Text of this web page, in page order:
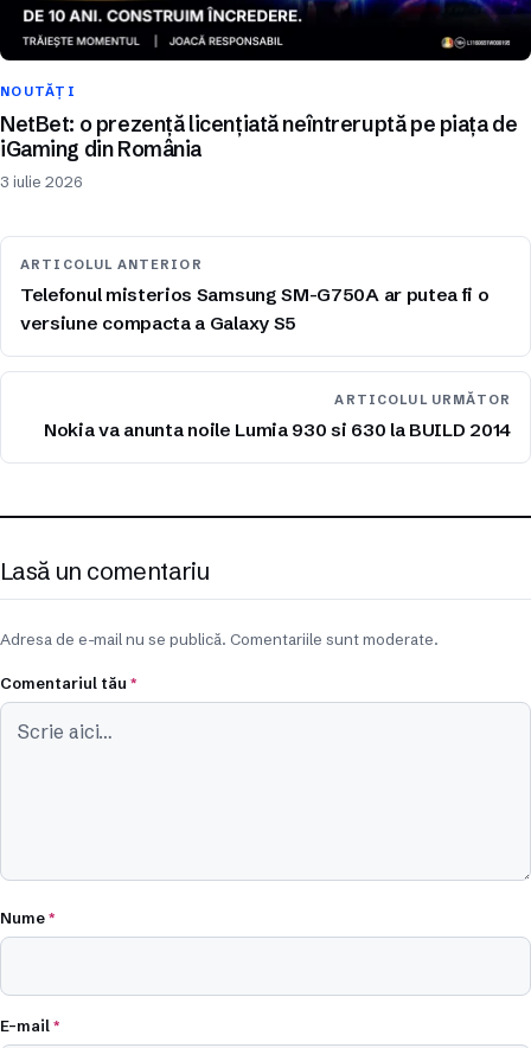
NOUTĂȚI
NetBet: o prezență licențiată neîntreruptă pe piața de
iGaming din România
3 iulie 2026
ARTICOLUL ANTERIOR
Telefonul misterios Samsung SM-G750A ar putea fi o
versiune compacta a Galaxy S5
ARTICOLUL URMĂTOR
Nokia va anunta noile Lumia 930 si 630 la BUILD 2014
Lasă un comentariu
Adresa de e-mail nu se publică. Comentariile sunt moderate.
Comentariul tău *
Nume*
E-mail*